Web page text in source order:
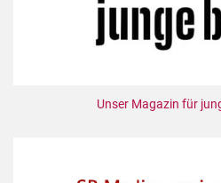
Unser Magazin für